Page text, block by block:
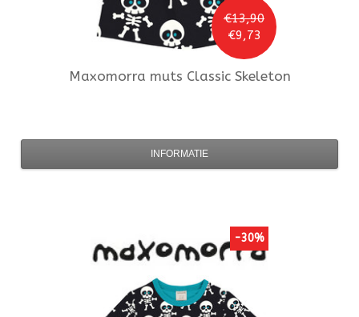
€13,90
€9,73
Maxomorra muts Classic Skeleton
INFORMATIE
-30%